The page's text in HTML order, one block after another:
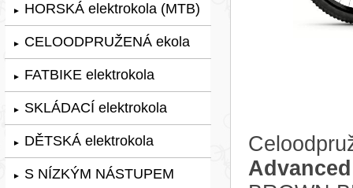
► HORSKÁ elektrokola (MTB)
► CELOODPRUŽENÁ ekola
► FATBIKE elektrokola
► SKLÁDACÍ elektrokola
► DĚTSKÁ elektrokola
► S NÍZKÝM NÁSTUPEM